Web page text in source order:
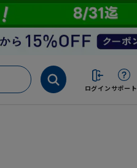
ログイン サポート